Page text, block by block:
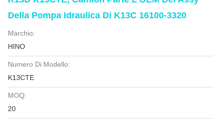
Della Pompa Idraulica Di K13C 16100-3320
Marchio:
HINO
Numero Di Modello:
K13CTE
MOQ:
20